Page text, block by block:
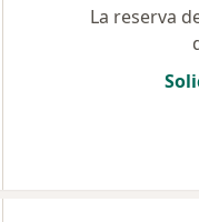
La reserva